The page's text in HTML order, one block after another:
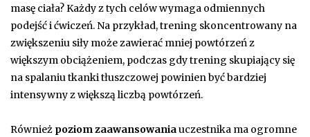
masę ciała? Każdy z tych celów wymaga odmiennych
podejść i ćwiczeń. Na przykład, trening skoncentrowany na
zwiększeniu siły może zawierać mniej powtórzeń z
większym obciążeniem, podczas gdy trening skupiający się
na spalaniu tkanki tłuszczowej powinien być bardziej
intensywny z większą liczbą powtórzeń.
Również poziom zaawansowaniauczestnika ma ogromne